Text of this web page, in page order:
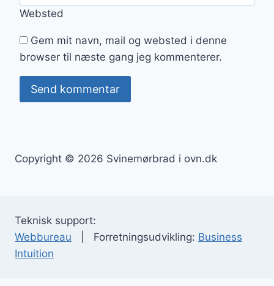
Websted
Gem mit navn, mail og websted i denne
browser til næste gang jeg kommenterer.
Copyright © 2026 Svinemørbrad i ovn.dk
Teknisk support:
Webbureau | Forretningsudvikling: Business
Intuition